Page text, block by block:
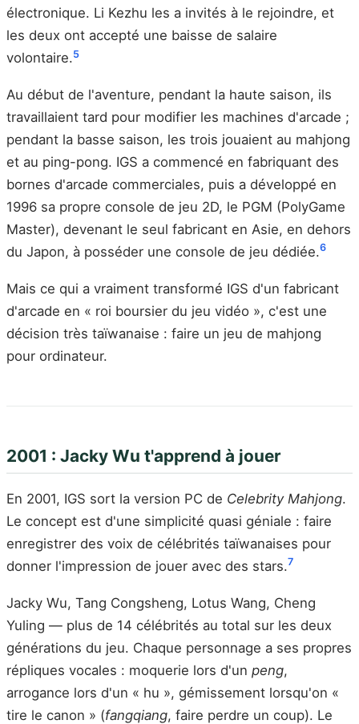
électronique. Li Kezhu les a invités à le rejoindre, et
les deux ont accepté une baisse de salaire
volontaire.5
Au début de l'aventure, pendant la haute saison, ils
travaillaient tard pour modifier les machines d'arcade ;
pendant la basse saison, les trois jouaient au mahjong
et au ping-pong. IGS a commencé en fabriquant des
bornes d'arcade commerciales, puis a développé en
1996 sa propre console de jeu 2D, le PGM (PolyGame
Master), devenant le seul fabricant en Asie, en dehors
du Japon, à posséder une console de jeu dédiée.6
Mais ce qui a vraiment transformé IGS d'un fabricant
d'arcade en « roi boursier du jeu vidéo », c'est une
décision très taïwanaise : faire un jeu de mahjong
pour ordinateur.
2001 : Jacky Wu t'apprend à jouer
En 2001, IGS sort la version PC de Celebrity Mahjong.
Le concept est d'une simplicité quasi géniale : faire
enregistrer des voix de célébrités taïwanaises pour
donner l'impression de jouer avec des stars.7
Jacky Wu, Tang Congsheng, Lotus Wang, Cheng
Yuling — plus de 14 célébrités au total sur les deux
générations du jeu. Chaque personnage a ses propres
répliques vocales : moquerie lors d'un peng,
arrogance lors d'un « hu », gémissement lorsqu'on «
tire le canon » (fangqiang, faire perdre un coup). Le